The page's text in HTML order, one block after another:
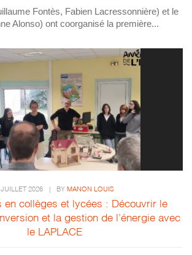
Fontès, Fabien Lacressonnière) et le
Alonso) ont coorganisé la première...
JUILLET 2026 BY MANON LOUIS
en collèges et lycées : Découvrir le
et la gestion de l’énergie avec
le LAPLACE